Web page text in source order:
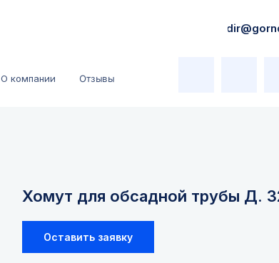
О компании Отзывы
Хомут для обсадной трубы Д.
Оставить заявку